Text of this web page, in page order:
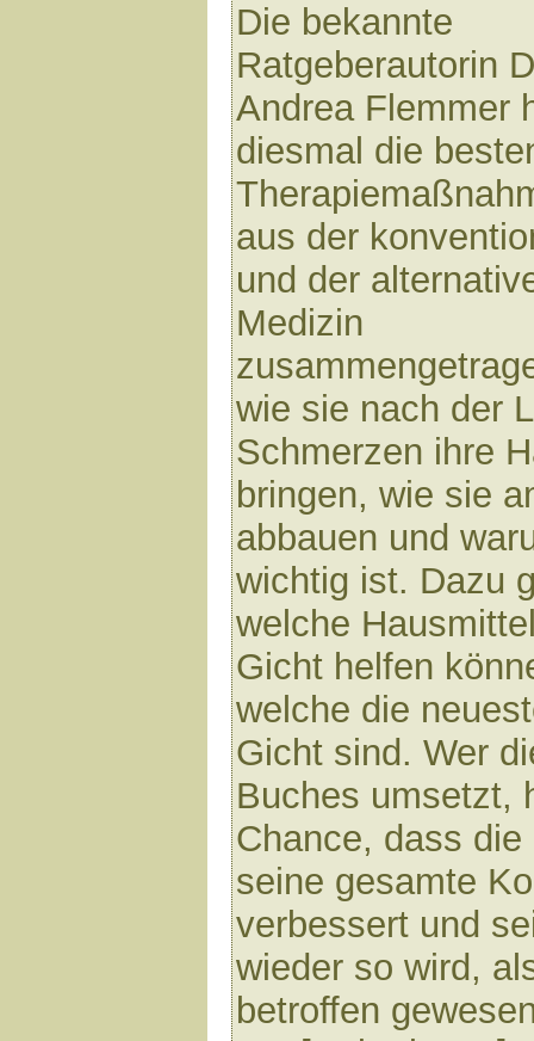
Die bekannte
Ratgeberautorin
Andrea Flemmer
diesmal die
aus der
und der
Medizin
wie sie nach der
Schmerzen ihre
bringen, wie sie
abbauen und
wichtig ist. Dazu
welche
Gicht helfen
welche die
Gicht sind. Wer
Buches umsetzt,
Chance, dass
seine gesamte
verbessert und
wieder so wird,
betroffen